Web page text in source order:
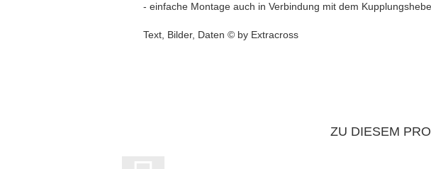
- einfache Montage auch in Verbindung mit dem
Text, Bilder, Daten © by Extracross
ZU DIESEM